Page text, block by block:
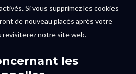
Si vous supprimez les cookies
de nouveau placés après votre
notre site web.
les